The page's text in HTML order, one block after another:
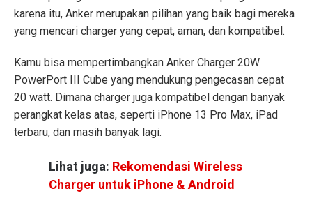
karena itu, Anker merupakan pilihan yang baik bagi mereka
yang mencari charger yang cepat, aman, dan kompatibel.
Kamu bisa mempertimbangkan Anker Charger 20W
PowerPort III Cube yang mendukung pengecasan cepat
20 watt. Dimana charger juga kompatibel dengan banyak
perangkat kelas atas, seperti iPhone 13 Pro Max, iPad
terbaru, dan masih banyak lagi.
Lihat juga: Rekomendasi Wireless
Charger untuk iPhone & Android